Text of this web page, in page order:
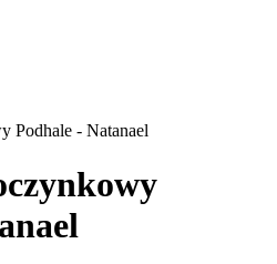
Podhale - Natanael